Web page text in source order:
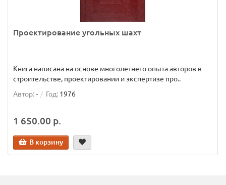
Проектирование угольных шахт
Книга написана на основе многолетнего опыта авторов в
строительстве, проектировании и экспертизе про..
Автор:- Год: 1976
1 650.00 р.
В корзину